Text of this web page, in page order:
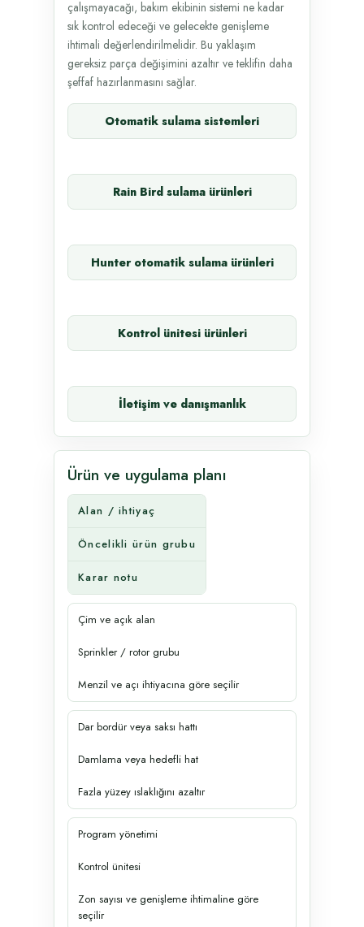
çalışmayacağı, bakım ekibinin sistemi ne kadar
sık kontrol edeceği ve gelecekte genişleme
ihtimali değerlendirilmelidir. Bu yaklaşım
gereksiz parça değişimini azaltır ve teklifin daha
şeffaf hazırlanmasını sağlar.
Otomatik sulama sistemleri
Rain Bird sulama ürünleri
Hunter otomatik sulama ürünleri
Kontrol ünitesi ürünleri
İletişim ve danışmanlık
Ürün ve uygulama planı
Alan / ihtiyaç
Öncelikli ürün grubu
Karar notu
Çim ve açık alan
Sprinkler / rotor grubu
Menzil ve açı ihtiyacına göre seçilir
Dar bordür veya saksı hattı
Damlama veya hedefli hat
Fazla yüzey ıslaklığını azaltır
Program yönetimi
Kontrol ünitesi
Zon sayısı ve genişleme ihtimaline göre
seçilir